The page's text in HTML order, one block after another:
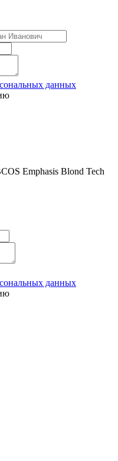
данных
Emphasis Blond Tech
данных